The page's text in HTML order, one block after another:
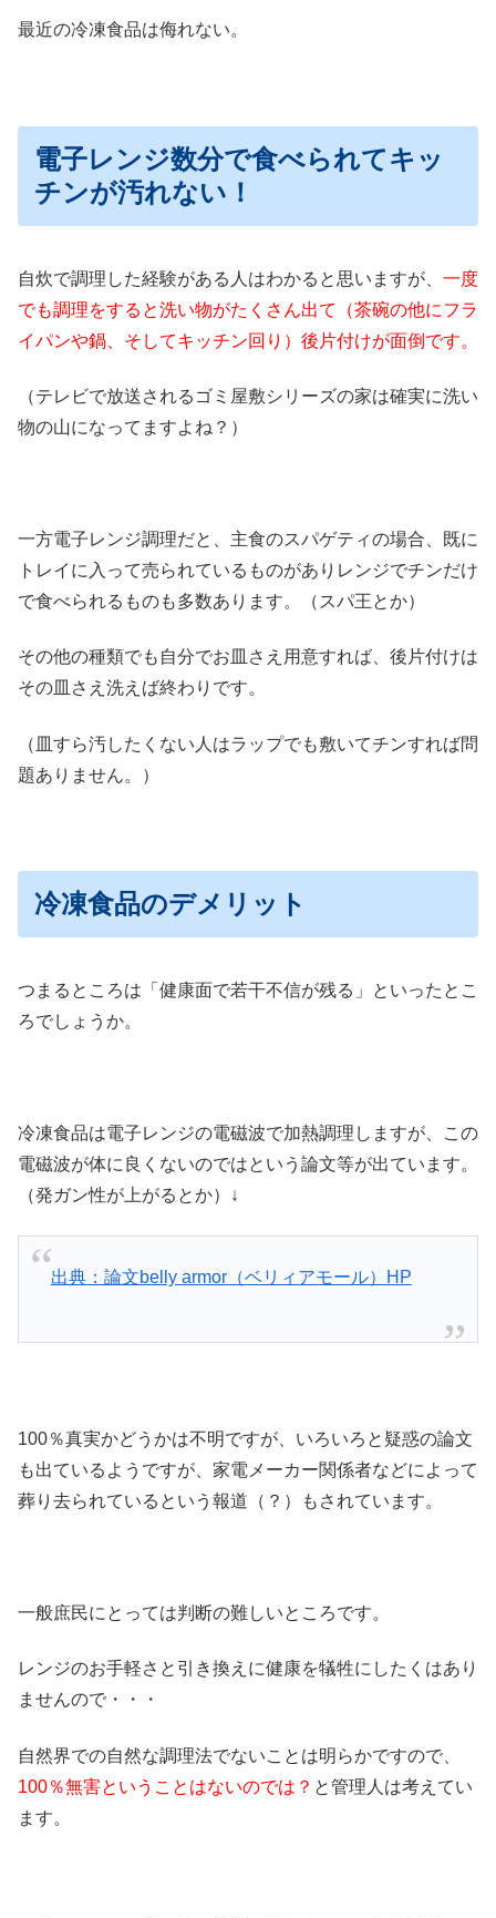
最近の冷凍食品は侮れない。
電子レンジ数分で食べられてキッ
チンが汚れない！
自炊で調理した経験がある人はわかると思いますが、 一度
でも調理をすると洗い物がたくさん出て
（茶碗の他にフラ
イパンや鍋、そしてキッチン回り） 後片付けが面倒です。
（テレビで放送されるゴミ屋敷シリーズの家は確実に洗い
物の山になってますよね？）
一方電子レンジ調理だと、主食のスパゲティの場合、既に
トレイに入って売られているものがありレンジでチンだけ
で食べられるものも多数あります。（スパ王とか）
その他の種類でも自分でお皿さえ用意すれば、後片付けは
その皿さえ洗えば終わりです。
（皿すら汚したくない人はラップでも敷いてチンすれば問
題ありません。）
冷凍食品のデメリット
つまるところは「健康面で若干不信が残る」といったとこ
ろでしょうか。
冷凍食品は電子レンジの電磁波で加熱調理しますが、この
電磁波が体に良くないのではという論文等が出ています。
（発ガン性が上がるとか）↓
出典：論文belly armor（ベリィアモール）HP
100％真実かどうかは不明ですが、いろいろと疑惑の論文
も出ているようですが、家電メーカー関係者などによって
葬り去られているという報道（？）もされています。
一般庶民にとっては判断の難しいところです。
レンジのお手軽さと引き換えに健康を犠牲にしたくはあり
ませんので・・・
自然界での自然な調理法でないことは明らかですので、
100％無害ということはないのでは？ と管理人は考えてい
ます。